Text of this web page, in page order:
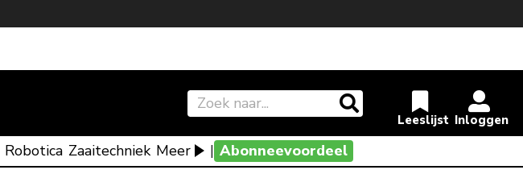
Robotica Zaaitechniek Meer | Abonneevoordeel